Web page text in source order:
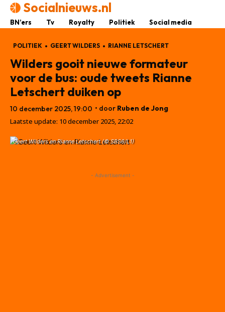
Socialnieuws.nl
BN’ers Tv Royalty Politiek Social media
POLITIEK GEERT WILDERS RIANNE LETSCHERT
Wilders gooit nieuwe formateur
voor de bus: oude tweets Rianne
Letschert duiken op
10 december 2025, 19:00 • door Ruben de Jong
Laatste update: 10 december 2025, 22:02
Geert Wilders en Rianne Letschert (© SBS6/L1)
- Advertisement -